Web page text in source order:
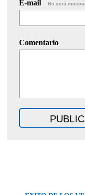
E-mail No será
Comentario